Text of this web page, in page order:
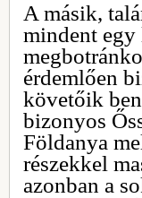
A másik,
mindent egy
érdemlően
követőik
bizonyos
Földanya
részekkel
azonban a